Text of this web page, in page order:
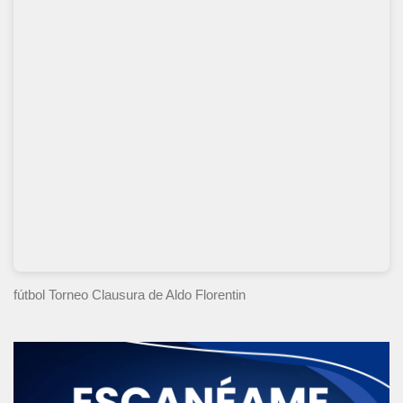
fútbol Torneo Clausura de Aldo Florentin